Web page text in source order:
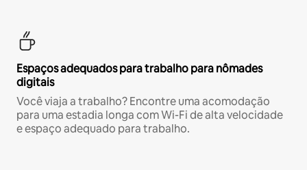
Espaços adequados para trabalho para nômades
digitais
Você viaja a trabalho? Encontre uma acomodação
para uma estadia longa com Wi-Fi de alta velocidade
e espaço adequado para trabalho.